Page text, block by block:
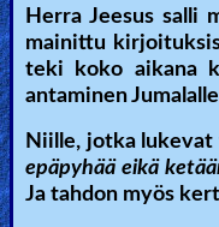
Herra Jeesus salli
mainittu
teki koko aikana
antaminen
Niille, jotka lukevat
epäpyhää eikä
Ja tahdon myös